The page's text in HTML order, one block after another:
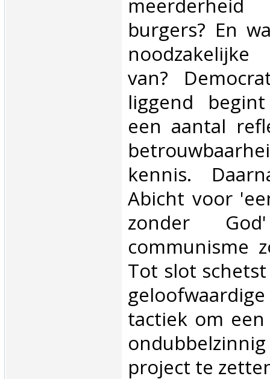
burgers? En
van?
liggend
een aantal
kennis.
Abicht voor
zonder
communisme
Tot slot
tactiek om
project te